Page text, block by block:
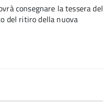
consegnare la tessera del
del ritiro della nuova